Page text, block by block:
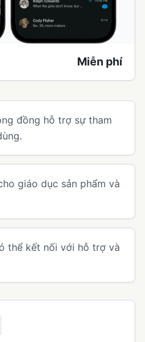
Miễn phí
đồng hỗ trợ sự tham
giáo dục sản phẩm và
thể kết nối với hỗ trợ và